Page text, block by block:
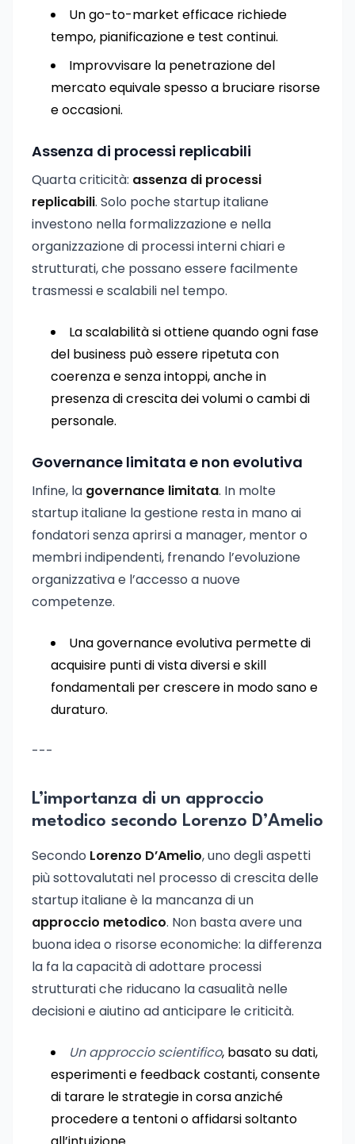
Un go-to-market efficace richiede
tempo, pianificazione e test continui.
Improvvisare la penetrazione del
mercato equivale spesso a bruciare risorse
e occasioni.
Assenza di processi replicabili
Quarta criticità: assenza di processi
replicabili. Solo poche startup italiane
investono nella formalizzazione e nella
organizzazione di processi interni chiari e
strutturati, che possano essere facilmente
trasmessi e scalabili nel tempo.
La scalabilità si ottiene quando ogni fase
del business può essere ripetuta con
coerenza e senza intoppi, anche in
presenza di crescita dei volumi o cambi di
personale.
Governance limitata e non evolutiva
Infine, la governance limitata. In molte
startup italiane la gestione resta in mano ai
fondatori senza aprirsi a manager, mentor o
membri indipendenti, frenando l’evoluzione
organizzativa e l’accesso a nuove
competenze.
Una governance evolutiva permette di
acquisire punti di vista diversi e skill
fondamentali per crescere in modo sano e
duraturo.
---
L’importanza di un approccio
metodico secondo Lorenzo D’Amelio
Secondo Lorenzo D’Amelio, uno degli aspetti
più sottovalutati nel processo di crescita delle
startup italiane è la mancanza di un
approccio metodico. Non basta avere una
buona idea o risorse economiche: la differenza
la fa la capacità di adottare processi
strutturati che riducano la casualità nelle
decisioni e aiutino ad anticipare le criticità.
Un approccio scientifico, basato su dati,
esperimenti e feedback costanti, consente
di tarare le strategie in corsa anziché
procedere a tentoni o affidarsi soltanto